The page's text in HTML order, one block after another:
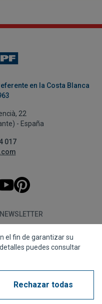
en la Costa Blanca
22
- España
017
de cookiesAviso legal
compliance
el fin de garantizar su
puedes consultar
Rechazar todas